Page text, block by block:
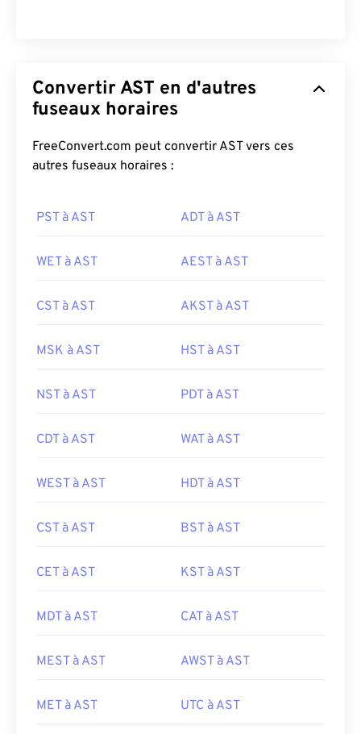
Convertir AST en d'autres
fuseaux horaires
FreeConvert.com peut convertir AST vers ces
autres fuseaux horaires :
PST à AST ADT à AST
WET à AST AEST à AST
CST à AST AKST à AST
MSK à AST HST à AST
NST à AST PDT à AST
CDT à AST WAT à AST
WEST à AST HDT à AST
CST à AST BST à AST
CET à AST KST à AST
MDT à AST CAT à AST
MEST à AST AWST à AST
MET à AST UTC à AST